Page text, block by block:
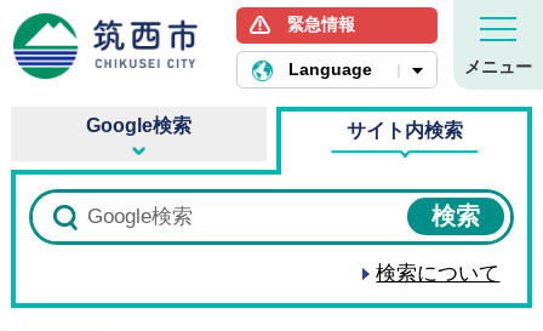
筑西市ホームページ
緊急情報
Language メニュー
Google検索 サイト内検索
検索について